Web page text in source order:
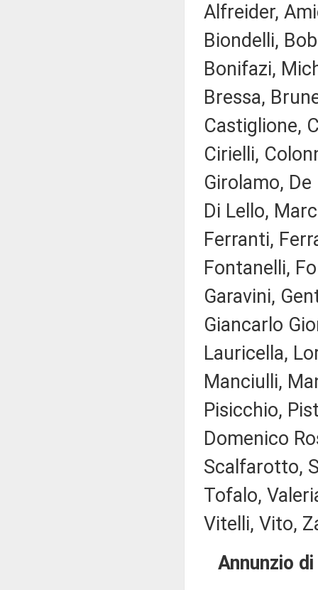
Alfreider,
Biondelli,
Bonifazi,
Bressa,
Castiglione,
Cirielli,
Girolamo,
Di Lello,
Ferranti,
Fontanelli,
Garavini,
Giancarlo
Lauricella,
Manciulli,
Pisicchio,
Domenico
Scalfarotto,
Tofalo,
Vitelli, Vito,
Annunzio